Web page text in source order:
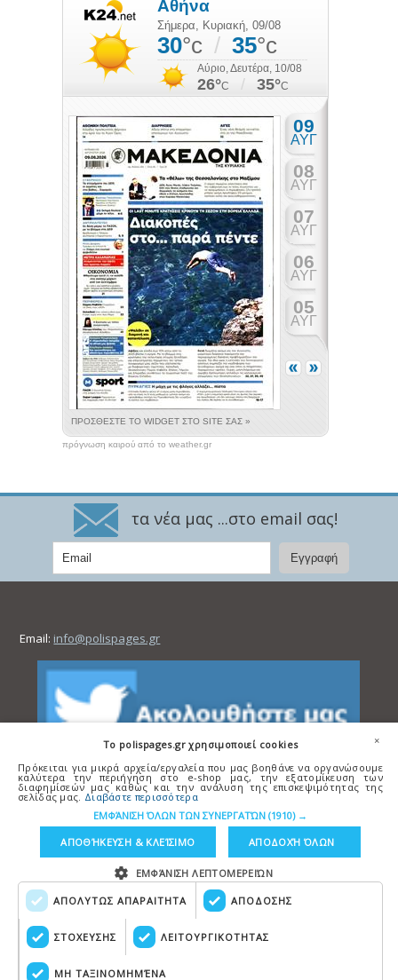
πρόγνωση καιρού από το weather.gr
τα νέα μας ...στο email σας!
Email: info@polispages.gr
Copyright © polispages.gr Κατασκευή ιστοσελίδων
×
To polispages.gr χρησιμοποιεί cookies
Πρόκειται για μικρά αρχεία/εργαλεία που μας βοηθάνε να οργανώσουμε
καλύτερα την περιήγηση στο e-shop μας, την εξατομίκευση των
διαφημίσεών μας καθώς και την ανάλυση της επισκεψιμότητας της
σελίδας μας. Διαβάστε περισσότερα
ΕΜΦΆΝΙΣΗ ΌΛΩΝ ΤΩΝ ΣΥΝΕΡΓΑΤΏΝ (1910) →
ΑΠΟΛΥΤΩΣ ΑΠΑΡΑΙΤΗΤΑ ΑΠΟΔΟΣΗΣ
ΣΤΟΧΕΥΣΗΣ ΛΕΙΤΟΥΡΓΙΚΟΤΗΤΑΣ
ΜΗ ΤΑΞΙΝΟΜΗΜΈΝΑ
ΑΠΟΘΉΚΕΥΣΗ & ΚΛΕΊΣΙΜΟ ΑΠΟΔΟΧΉ ΌΛΩΝ
ΕΜΦΆΝΙΣΗ ΛΕΠΤΟΜΕΡΕΙΏΝ